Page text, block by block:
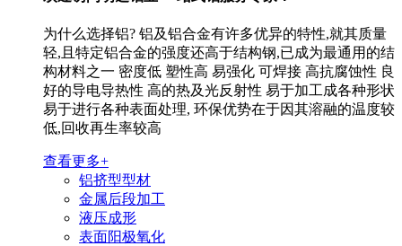
为什么选择铝? 铝及铝合金有许多优异的特性,就其质量
轻,且特定铝合金的强度还高于结构钢,已成为最通用的结
构材料之一 密度低 塑性高 易强化 可焊接 高抗腐蚀性 良
好的导电导热性 高的热及光反射性 易于加工成各种形状
易于进行各种表面处理, 环保优势在于因其溶融的温度较
低,回收再生率较高
查看更多+
铝挤型型材
金属后段加工
液压成形
表面阳极氧化